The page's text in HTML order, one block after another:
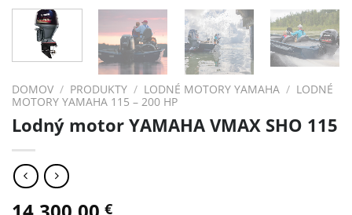
DOMOV / PRODUKTY / LODNÉ MOTORY YAMAHA / LODNÉ
MOTORY YAMAHA 115 – 200 HP
Lodný motor YAMAHA VMAX SHO 115
€